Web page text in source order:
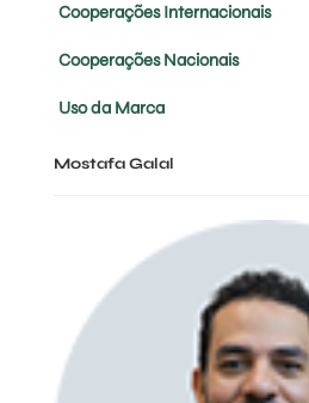
Cooperações Internacionais
Cooperações Nacionais
Uso da Marca
Mostafa Galal